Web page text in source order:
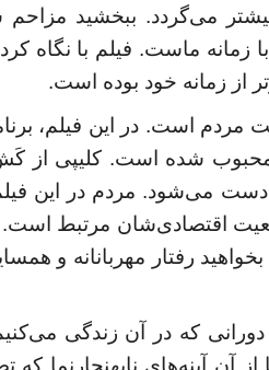
می‌گردد. ببخشید مزاحم
ماست. فیلم با نگاه
از زمانه خود بوده است.
است. در این فیلم،
شده است. کلیپی از
می‌شود. مردم در این
اقتصادی‌شان مرتبط
رفتار مهربانانه و
که در آن زندگی
آینه‌های نابهنجارنما که